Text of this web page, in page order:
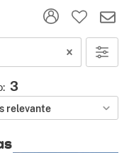
: 3
relevante